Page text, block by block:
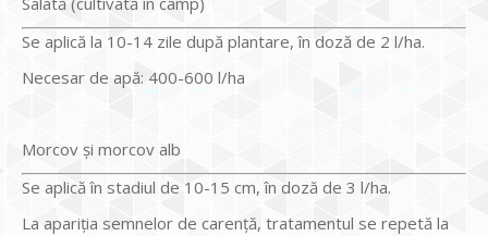
Se aplică la 10-14 zile după plantare, în doză de 2 l/ha.
Necesar de apă: 400-600 l/ha
Morcov şi morcov alb
Se aplică în stadiul de 10-15 cm, în doză de 3 l/ha.
La apariţia semnelor de carenţă, tratamentul se repetă la